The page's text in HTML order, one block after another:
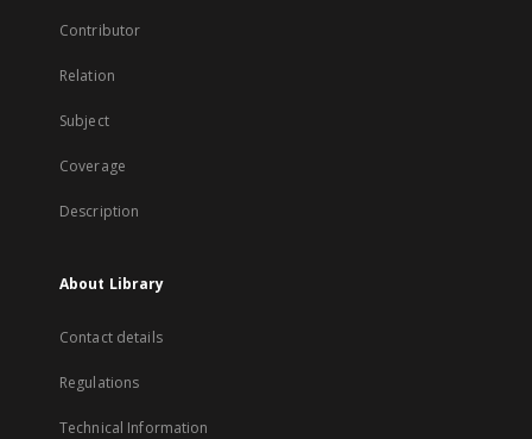
Contributor
Relation
Subject
Coverage
Description
About Library
Contact details
Regulations
Technical Information